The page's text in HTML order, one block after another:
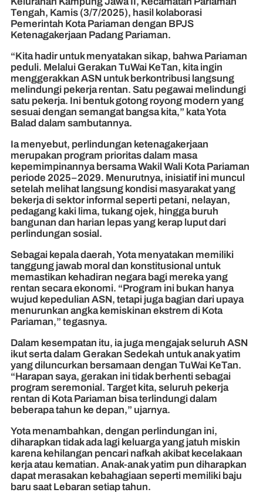
Tengah, Kamis (3/7/2025), hasil kolaborasi
Pemerintah Kota Pariaman dengan BPJS
Ketenagakerjaan Padang Pariaman.
“Kita hadir untuk menyatakan sikap, bahwa Pariaman
peduli. Melalui Gerakan TuWai KeTan, kita ingin
menggerakkan ASN untuk berkontribusi langsung
melindungi pekerja rentan. Satu pegawai melindungi
satu pekerja. Ini bentuk gotong royong modern yang
sesuai dengan semangat bangsa kita,” kata Yota
Balad dalam sambutannya.
Ia menyebut, perlindungan ketenagakerjaan
merupakan program prioritas dalam masa
kepemimpinannya bersama Wakil Wali Kota Pariaman
periode 2025–2029. Menurutnya, inisiatif ini muncul
setelah melihat langsung kondisi masyarakat yang
bekerja di sektor informal seperti petani, nelayan,
pedagang kaki lima, tukang ojek, hingga buruh
bangunan dan harian lepas yang kerap luput dari
perlindungan sosial.
Sebagai kepala daerah, Yota menyatakan memiliki
tanggung jawab moral dan konstitusional untuk
memastikan kehadiran negara bagi mereka yang
rentan secara ekonomi. “Program ini bukan hanya
wujud kepedulian ASN, tetapi juga bagian dari upaya
menurunkan angka kemiskinan ekstrem di Kota
Pariaman,” tegasnya.
Dalam kesempatan itu, ia juga mengajak seluruh ASN
ikut serta dalam Gerakan Sedekah untuk anak yatim
yang diluncurkan bersamaan dengan TuWai KeTan.
“Harapan saya, gerakan ini tidak berhenti sebagai
program seremonial. Target kita, seluruh pekerja
rentan di Kota Pariaman bisa terlindungi dalam
beberapa tahun ke depan,” ujarnya.
Yota menambahkan, dengan perlindungan ini,
diharapkan tidak ada lagi keluarga yang jatuh miskin
karena kehilangan pencari nafkah akibat kecelakaan
kerja atau kematian. Anak-anak yatim pun diharapkan
dapat merasakan kebahagiaan seperti memiliki baju
baru saat Lebaran setiap tahun.